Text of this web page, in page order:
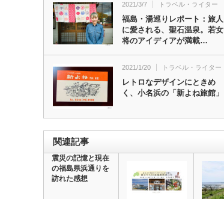
2021/3/7 トラベル・ライター
福島・湯巡りレポート：旅人
に愛される、聖石温泉。若女
将のアイディアが満載…
2021/1/20 トラベル・ライター
レトロなデザインにときめ
く、小名浜の「新よね旅館」
関連記事
震災の記憶と現在
の福島県浜通りを
訪れた感想